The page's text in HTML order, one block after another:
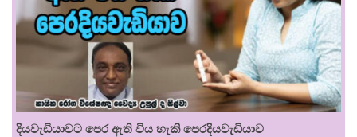
දියවැඩියාවට පෙර ඇති විය හැකි පෙරදියවැඩියාව